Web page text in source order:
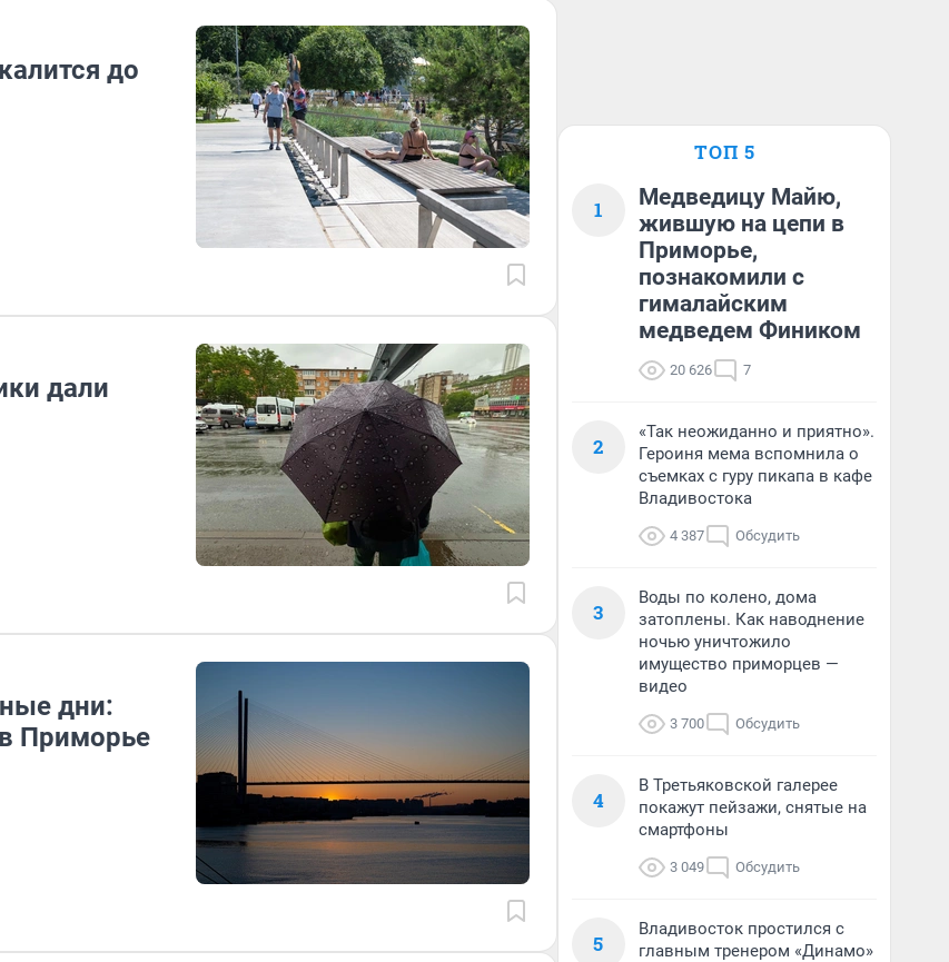
до
дали
дни:
Приморье
ТОП 5
1
Медведицу Майю,
жившую на цепи в
Приморье,
познакомили с
гималайским
медведем Фиником
20 626 7
2
«Так неожиданно и приятно».
Героиня мема вспомнила о
съемках с гуру пикапа в кафе
Владивостока
4 387 Обсудить
3
Воды по колено, дома
затоплены. Как наводнение
ночью уничтожило
имущество приморцев —
видео
3 700 Обсудить
4
В Третьяковской галерее
покажут пейзажи, снятые на
смартфоны
3 049 Обсудить
5
Владивосток простился с
главным тренером «Динамо»